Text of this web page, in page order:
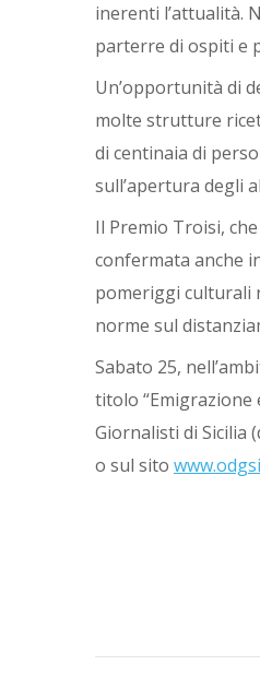
inerenti l’attualità.
parterre di ospiti e
Un’opportunità di
molte strutture
di centinaia di
sull’apertura degli
Il Premio Troisi,
confermata anche
pomeriggi culturali
norme sul
Sabato 25,
titolo “Emigrazione
Giornalisti di Sicilia
o sul sito